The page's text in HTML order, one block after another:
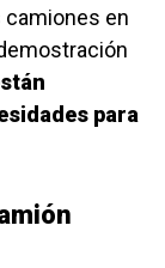
en
para